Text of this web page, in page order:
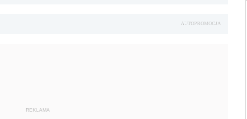
AUTOPROMOCJA
REKLAMA